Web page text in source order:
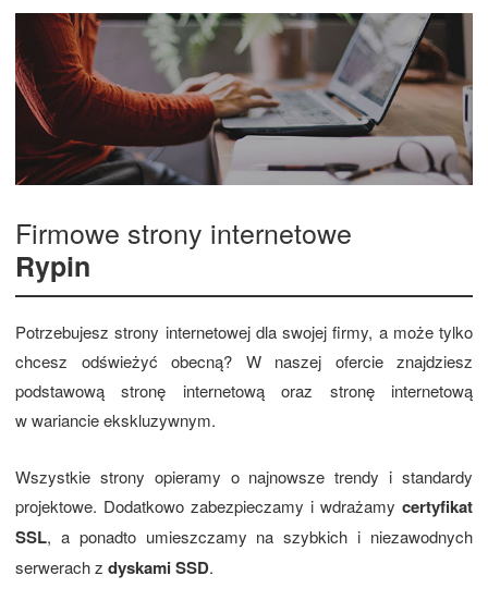
Firmowe strony internetowe
Rypin
Potrzebujesz strony internetowej dla swojej firmy, a może tylko
chcesz odświeżyć obecną? W naszej ofercie znajdziesz
podstawową stronę internetową oraz stronę internetową
w wariancie ekskluzywnym.
Wszystkie strony opieramy o najnowsze trendy i standardy
projektowe. Dodatkowo zabezpieczamy i wdrażamy certyfikat
SSL, a ponadto umieszczamy na szybkich i niezawodnych
serwerach z dyskami SSD.